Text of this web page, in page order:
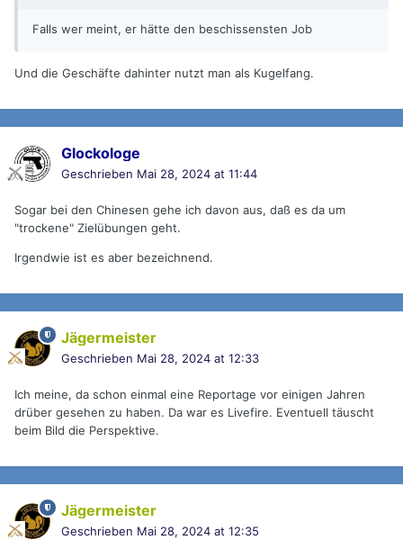
Falls wer meint, er hätte den beschissensten Job
Und die Geschäfte dahinter nutzt man als Kugelfang.
Glockologe
Geschrieben Mai 28, 2024 at 11:44
Sogar bei den Chinesen gehe ich davon aus, daß es da um
"trockene" Zielübungen geht.
Irgendwie ist es aber bezeichnend.
Jägermeister
Geschrieben Mai 28, 2024 at 12:33
Ich meine, da schon einmal eine Reportage vor einigen Jahren
drüber gesehen zu haben. Da war es Livefire. Eventuell täuscht
beim Bild die Perspektive.
Jägermeister
Geschrieben Mai 28, 2024 at 12:35